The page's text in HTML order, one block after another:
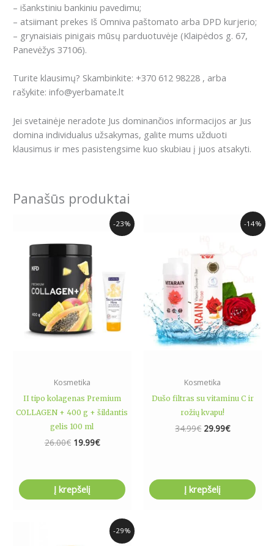
– išankstiniu bankiniu pavedimu;
– atsiimant prekes Iš Omniva paštomato arba DPD kurjerio;
– grynaisiais pinigais mūsų parduotuvėje (Klaipėdos g. 67,
Panevėžys 37106).
Turite klausimų? Skambinkite: +370 612 98228 , arba
rašykite: info@yerbamate.lt
Jei svetainėje neradote Jus dominančios informacijos ar Jus
domina individualus užsakymas, galite mums užduoti
klausimus ir mes pasistengsime kuo skubiau į juos atsakyti.
Panašūs produktai
-23%
Kosmetika
II tipo kolagenas Premium
COLLAGEN + 400 g + šildantis
gelis 100 ml
26.00€ 19.99€
Current
price
Į krepšelį
-14%
Kosmetika
Dušo filtras su vitaminu C ir
rožių kvapu!
34.99€ 29.99€
Current
price
Į krepšelį
-29%
Current
price